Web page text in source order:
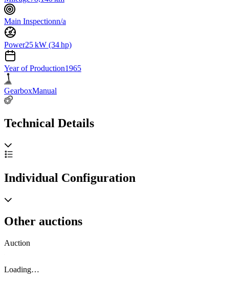
Main Inspectionn/a
Power25 kW (34 hp)
Year of Production1965
GearboxManual
Technical Details
Individual Configuration
Other auctions
Auction
Loading…